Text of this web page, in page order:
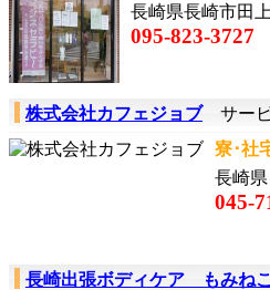
長崎県長崎市田
095-823-3727
株式会社カフェジョブサービ
寮･社
長崎
045-
長崎出張ボディケア もみね